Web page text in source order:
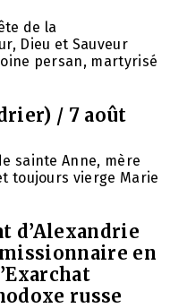
de la
Dieu et Sauveur
persan, martyrisé
/ 7 août
sainte Anne, mère
toujours vierge Marie
d’Alexandrie
en
russe